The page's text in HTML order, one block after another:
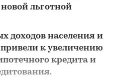
льготной
доходов населения и
к увеличению
кредита и